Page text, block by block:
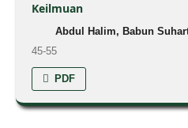
Keilmuan
Abdul Halim, Babun
45-55
PDF